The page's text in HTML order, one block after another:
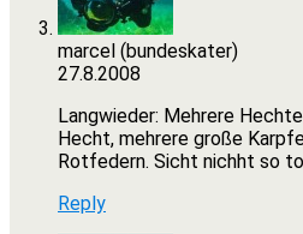
marcel (bundeskater)
27.8.2008
Langwieder: Mehrere
Hecht, mehrere große
Rotfedern. Sicht nichht so
Reply